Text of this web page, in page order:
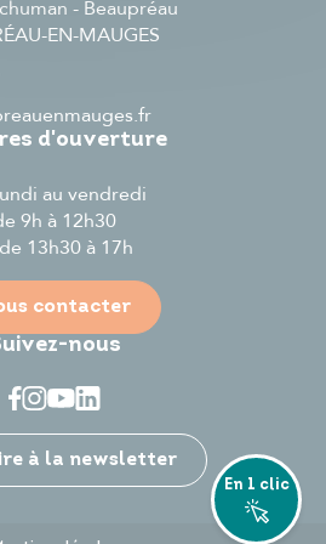
Je participe
- Beaupréau
EN-MAUGES
d'ouverture
au vendredi
9h à 12h30
13h30 à 17h
contacter
nous
à la newsletter
En 1 clic